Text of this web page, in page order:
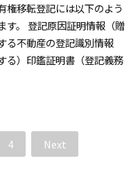
権移転登記には以下のよう
す。 登記原因証明情報（贈
る不動産の登記識別情報
る）印鑑証明書（登記義務
4 Next